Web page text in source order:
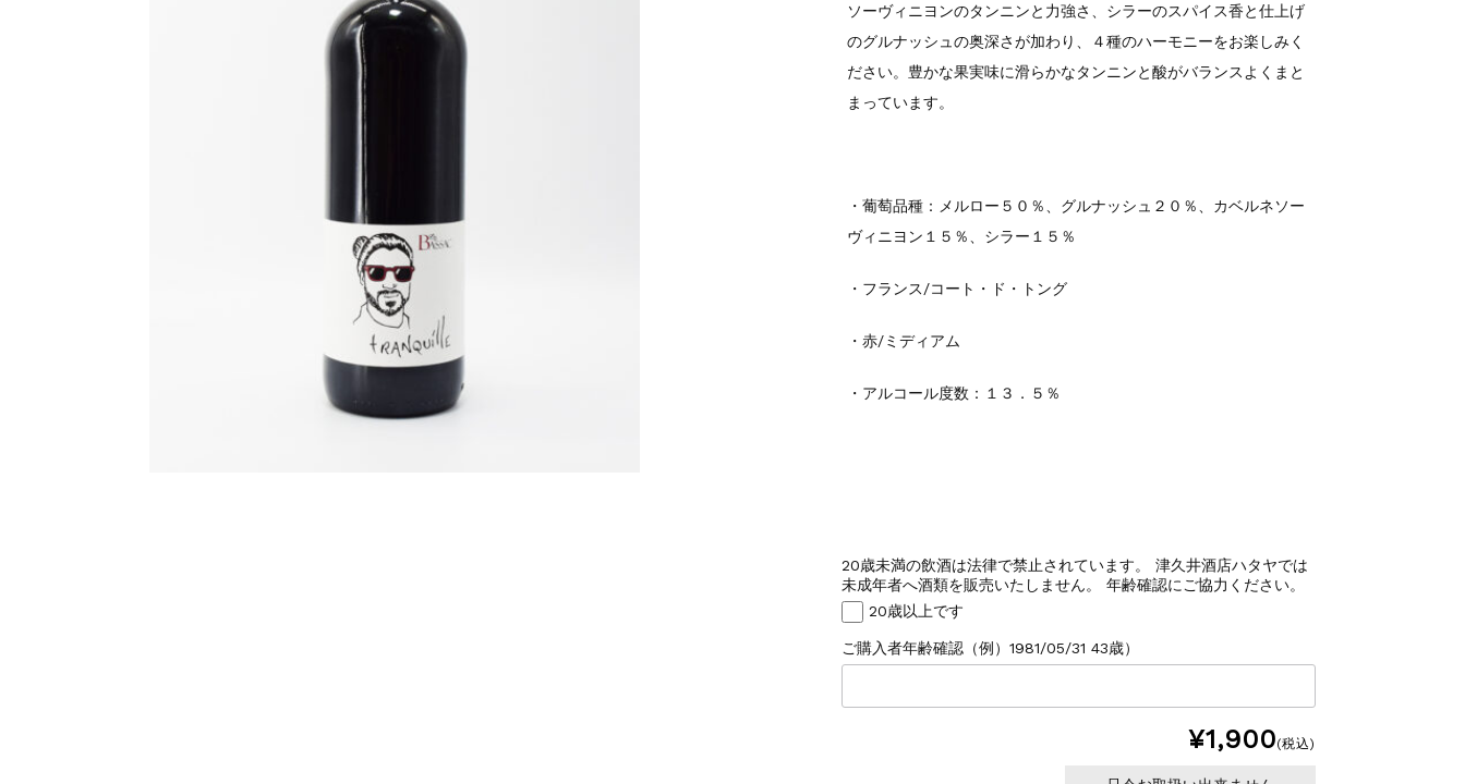
ソーヴィニヨンのタンニンと力強さ、シラーのスパイス香と仕上げ
のグルナッシュの奥深さが加わり、４種のハーモニーをお楽しみく
ださい。豊かな果実味に滑らかなタンニンと酸がバランスよくまと
まっています。
・葡萄品種：メルロー５０％、グルナッシュ２０％、カベルネソー
ヴィニヨン１５％、シラー１５％
・フランス/コート・ド・トング
・赤/ミディアム
・アルコール度数：１３．５％
20歳未満の飲酒は法律で禁止されています。 津久井酒店ハタヤでは
未成年者へ酒類を販売いたしません。 年齢確認にご協力ください。
20歳以上です
ご購入者年齢確認（例）1981/05/31 43歳）
¥1,900(税込)